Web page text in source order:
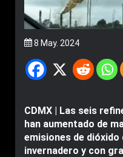
8 May. 2024
CDMX | Las seis
han aumentado de
emisiones de
invernadero y con